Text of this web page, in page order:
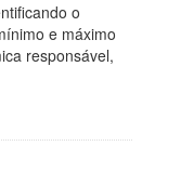
o
e máximo
responsável,